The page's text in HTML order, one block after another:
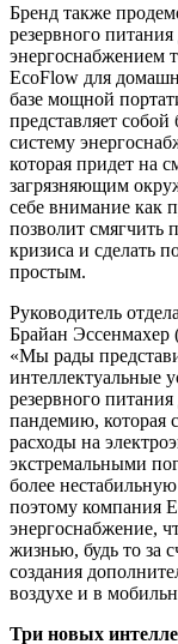
Бренд также
резервного
энергоснабжением
EcoFlow для
базе мощной
представляет
систему
которая придет на
загрязняющим
себе внимание как
позволит смягчить
кризиса и сделать
простым.
Руководитель
Брайан Эссенмахер
«Мы рады
интеллектуальные
резервного
пандемию, которая
расходы на
экстремальными
более
поэтому компания
энергоснабжение,
жизнью, будь то за
создания
воздухе и в
Три новых